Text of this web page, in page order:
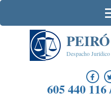
Saltar
contenido
Despacho Jurídico
605 440 116